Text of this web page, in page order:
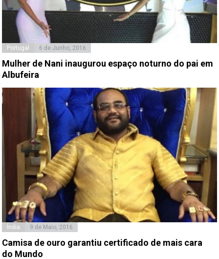
Portugal 6 de Junho, 2016
Mulher de Nani inaugurou espaço noturno do pai em
Albufeira
Índia 9 de Maio, 2016
Camisa de ouro garantiu certificado de mais cara
do Mundo